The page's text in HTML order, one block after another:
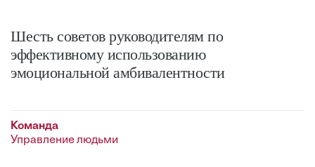
Шесть советов руководителям по
эффективному использованию
эмоциональной амбивалентности
Команда
Управление людьми